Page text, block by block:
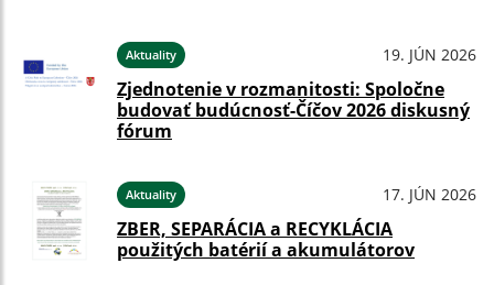
Aktuality 19. JÚN 2026
Zjednotenie v rozmanitosti: Spoločne
budovať budúcnosť-Číčov 2026 diskusný
fórum
Aktuality 17. JÚN 2026
ZBER, SEPARÁCIA a RECYKLÁCIA
použitých batérií a akumulátorov